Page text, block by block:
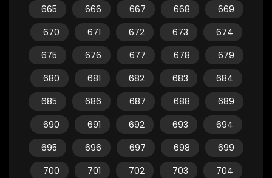
665
666 667 668
669
670
671 672 673
674
675
676 677 678
679
680
681 682 683
684
685
686 687 688
689
690
691 692 693
694
695
696 697 698
699
700
701 702 703
704